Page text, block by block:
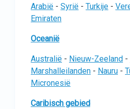
Arabië - Syrië - Turkije -
Emiraten
Oceanië
Australië - Nieuw-Zeeland -
Marshalleilanden - Nauru -
Micronesië
Caribisch gebied